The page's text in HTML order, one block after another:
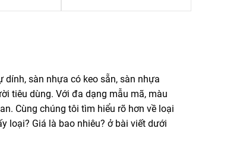
sàn nhựa có keo sẵn, sàn nhựa
tiêu dùng. Với đa dạng mẫu mã, màu
Cùng chúng tôi tìm hiểu rõ hơn về loại
loại? Giá là bao nhiêu? ở bài viết dưới